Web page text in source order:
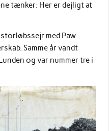
tænker: Her er dejligt at
med Paw
Samme år vandt
og var nummer tre i